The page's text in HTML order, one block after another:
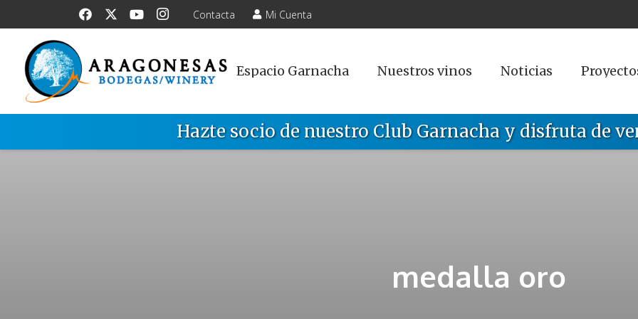
Contacta Mi Cuenta
Espacio Garnacha Nuestros vinos Noticias
Hazte socio de nuestro Club Garnacha y disfruta de
medalla oro